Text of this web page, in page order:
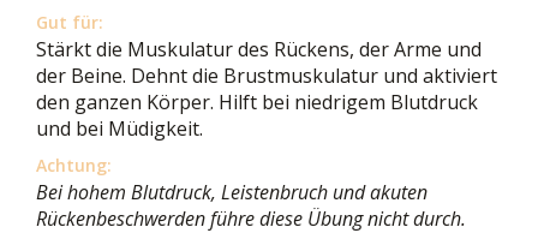
Gut für:
Stärkt die Muskulatur des Rückens, der Arme und
der Beine. Dehnt die Brustmuskulatur und aktiviert
den ganzen Körper. Hilft bei niedrigem Blutdruck
und bei Müdigkeit.
Achtung:
Bei hohem Blutdruck, Leistenbruch und akuten
Rückenbeschwerden führe diese Übung nicht durch.